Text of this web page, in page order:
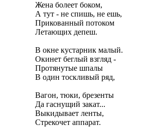
Жена болеет боком,
А тут - не спишь, не ешь,
Прикованный потоком
Летающих депеш.
В окне кустарник малый.
Окинет беглый взгляд -
Протянутые шпалы
В один тоскливый ряд,
Вагон, тюки, брезенты
Да гаснущий закат...
Выкидывает ленты,
Стрекочет аппарат.